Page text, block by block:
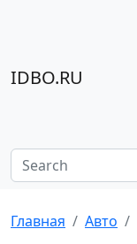
IDBO.RU
Главная Авто